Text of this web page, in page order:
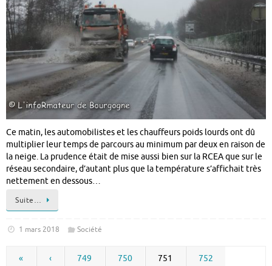
Ce matin, les automobilistes et les chauffeurs poids lourds ont dû
multiplier leur temps de parcours au minimum par deux en raison de
la neige. La prudence était de mise aussi bien sur la RCEA que sur le
réseau secondaire, d’autant plus que la température s’affichait très
nettement en dessous…
Suite…
1 mars 2018 Société
« ‹ 749 750 751 752